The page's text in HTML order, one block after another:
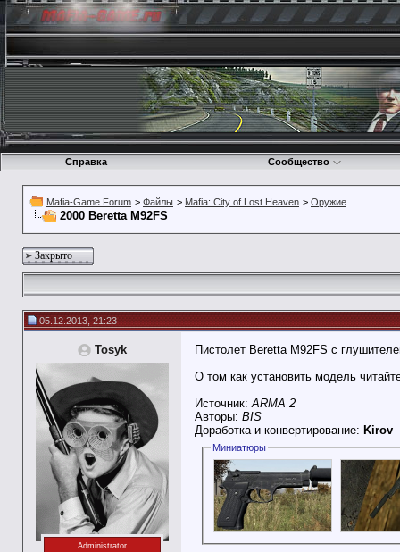
Справка Сообщество
Mafia-Game Forum > Файлы > Mafia: City of Lost Heaven > Оружие
2000 Beretta M92FS
Закрыто
05.12.2013, 21:23
Tosyk
Administrator
Пистолет Beretta M92FS с
О том как установить модель
Источник:ARMA 2
Авторы: BIS
Доработка и конвертирование: Kirov
Миниатюры